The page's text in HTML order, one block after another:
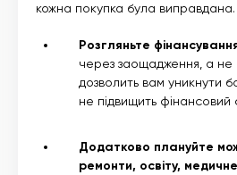
кожна покупка була виправдана.
Розгляньте
через заощадження, а не
дозволить вам уникнути
не підвищить фінансовий
Додатково плануйте
ремонти, освіту,